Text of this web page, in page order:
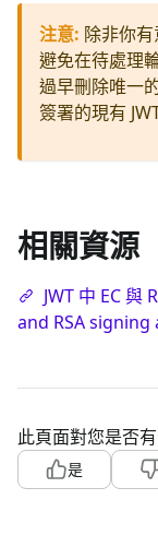
注意: 除非你
避免在待處理
過早刪除唯一
簽署的現有
相關資源
JWT 中 EC
and RSA signing
此頁面對您是否
是